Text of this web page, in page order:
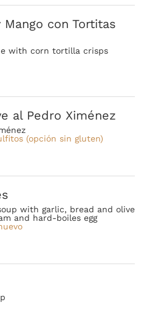
con Tortitas
with corn tortilla crisps
al Pedro Ximénez
(opción sin gluten)
with garlic, bread and olive
and hard-boiles egg